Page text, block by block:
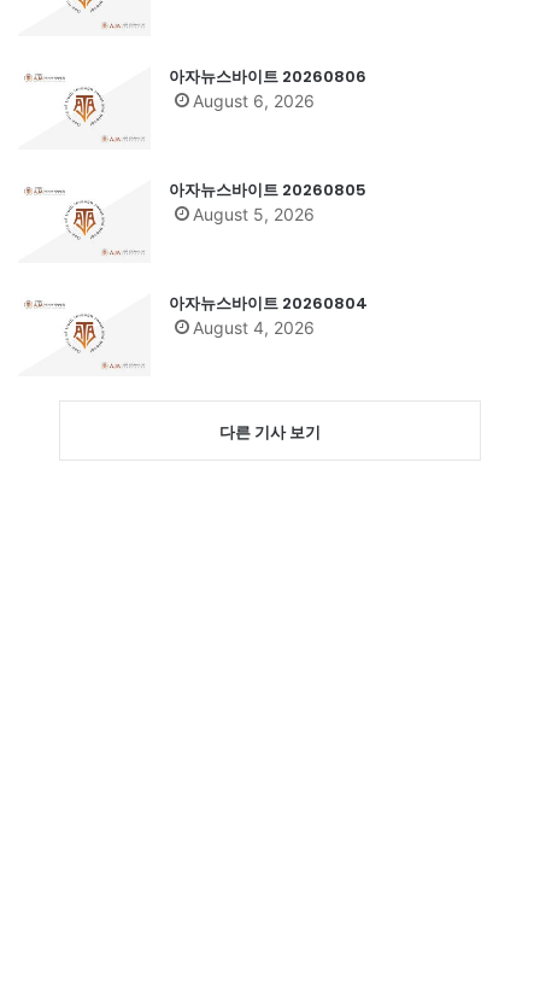
아자뉴스바이트 20260806
August 6, 2026
아자뉴스바이트 20260805
August 5, 2026
아자뉴스바이트 20260804
August 4, 2026
다른 기사 보기